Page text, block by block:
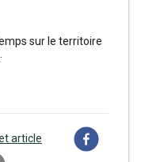
sur le territoire
article